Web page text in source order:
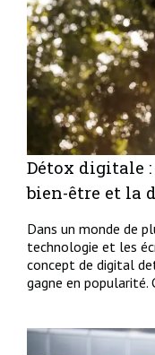
Détox digitale
bien-être et la
Dans un monde de
technologie et les
concept de digital
gagne en popularité.